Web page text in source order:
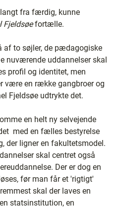
fra færdig, kunne
Fjeldsøefortælle.
af to søjler, de pædagogiske
nuværende uddannelser skal
profil og identitet, men
være en række gangbroer og
Fjeldsøe udtrykte det.
en helt ny selvejende
med en fælles bestyrelse
der ligner en fakultetsmodel.
skal centret også
Der er dog en
før man får et 'rigtigt'
skal der laves en
statsinstitution, en